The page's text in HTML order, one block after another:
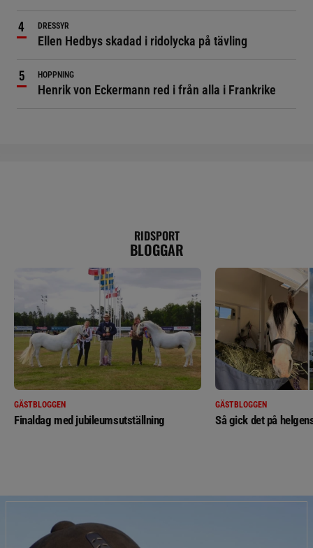
DRESSYR
Ellen Hedbys skadad i ridolycka på tävling
HOPPNING
Henrik von Eckermann red i från alla i Frankrike
RIDSPORT
BLOGGAR
GÄSTBLOGGEN
Finaldag med jubileumsutställning
GÄSTBLOGGEN
Så gick det på